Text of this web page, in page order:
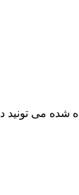
می تونید